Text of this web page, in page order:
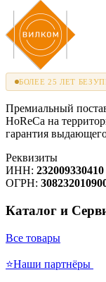
БОЛЕЕ 25 ЛЕТ
Премиальный
HoReCa на
гарантия
Реквизиты
ИНН: 232009330410
ОГРН:
Каталог и
Все товары
⭐Наши партнёры